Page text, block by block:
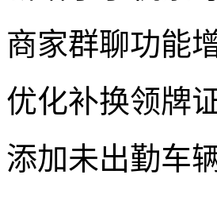
商家群聊功能
优化补换领牌
添加未出勤车